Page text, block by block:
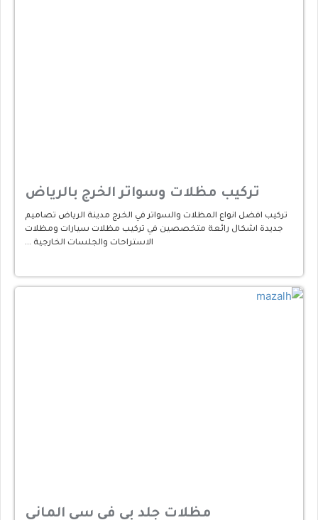
تركيب مظلات وسواتر الخرج بالرياض
تركيب افضل انواع المظلات والسواتر في الخرج مدينة الرياض تصاميم
جديدة اشكال رائعة متخصصين في تركيب مظلات سيارات ومظلات
الاستراحات والجلسات الخارجية …
مظلات جلد بي في سي الماني